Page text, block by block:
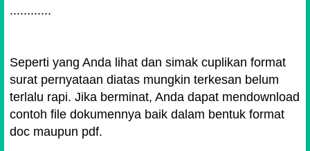
............
Seperti yang Anda lihat dan simak cuplikan format
surat pernyataan diatas mungkin terkesan belum
terlalu rapi. Jika berminat, Anda dapat mendownload
contoh file dokumennya baik dalam bentuk format
doc maupun pdf.